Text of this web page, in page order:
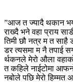
”आज त ज्यादै थकान
राख्दै भने वहा प्राय
तिमी छौ नत्र म त
डर त्यसमा म नै तपाई
र्थकनले मेरो औला
त कहिले नाईटोमा
नबोले पछि मेरो हिम्मत